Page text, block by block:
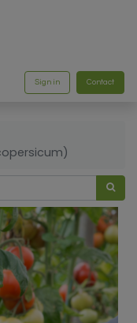
Sign in Contact